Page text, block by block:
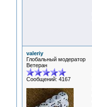
valeriy
Глобальный модератор
Ветеран
Сообщений: 4167